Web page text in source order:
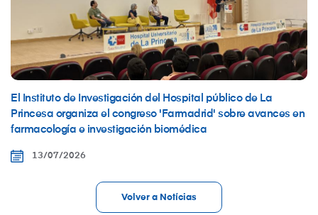
El Instituto de Investigación del Hospital público de La
Princesa organiza el congreso 'Farmadrid' sobre avances en
farmacología e investigación biomédica
13/07/2026
Volver a Notícias